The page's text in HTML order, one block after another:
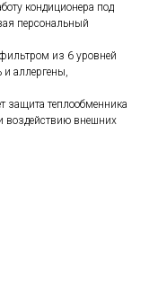
кондиционера под
персональный
из 6 уровней
и аллергены,
защита теплообменника
воздействию внешних